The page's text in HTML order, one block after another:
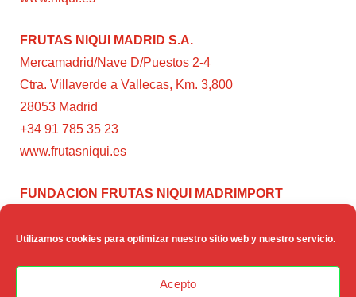
Utilizamos cookies para optimizar nuestro sitio web y nuestro servicio.
Acepto
FRUTAS NIQUI MADRID S.A.
Mercamadrid/Nave D/Puestos 2-4
Ctra. Villaverde a Vallecas, Km. 3,800
28053 Madrid
+34 91 785 35 23
www.frutasniqui.es
FUNDACION FRUTAS NIQUI MADRIMPORT
28224 – Pozuelo de Alarcón (Madrid)